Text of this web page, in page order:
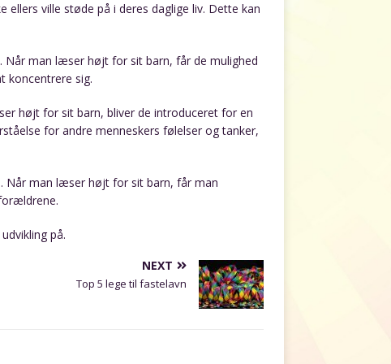
ville støde på i deres daglige liv. Dette kan
man læser højt for sit barn, får de mulighed
koncentrere sig.
højt for sit barn, bliver de introduceret for en
for andre menneskers følelser og tanker,
man læser højt for sit barn, får man
på.
NEXT
Top 5 lege til fastelavn